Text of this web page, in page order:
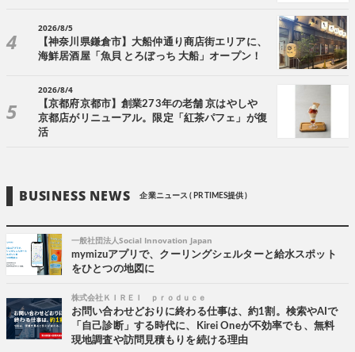
2026/8/5
【神奈川県鎌倉市】大船仲通り商店街エリアに、
海鮮居酒屋「魚貝 とろぼっち 大船」オープン！
2026/8/4
【京都府京都市】創業273年の老舗 京はやしや
京都店がリニューアル。限定「紅茶パフェ」が復
活
BUSINESS NEWS 企業ニュース ( PR TIMES提供 )
一般社団法人Social Innovation Japan
mymizuアプリで、クーリングシェルターと給水スポット
をひとつの地図に
株式会社ＫＩＲＥＩ ｐｒｏｄｕｃｅ
お問い合わせどおりに終わる仕事は、約1割。検索やAIで
「自己診断」する時代に、Kirei Oneが不効率でも、無料
現地調査や訪問見積もりを続ける理由